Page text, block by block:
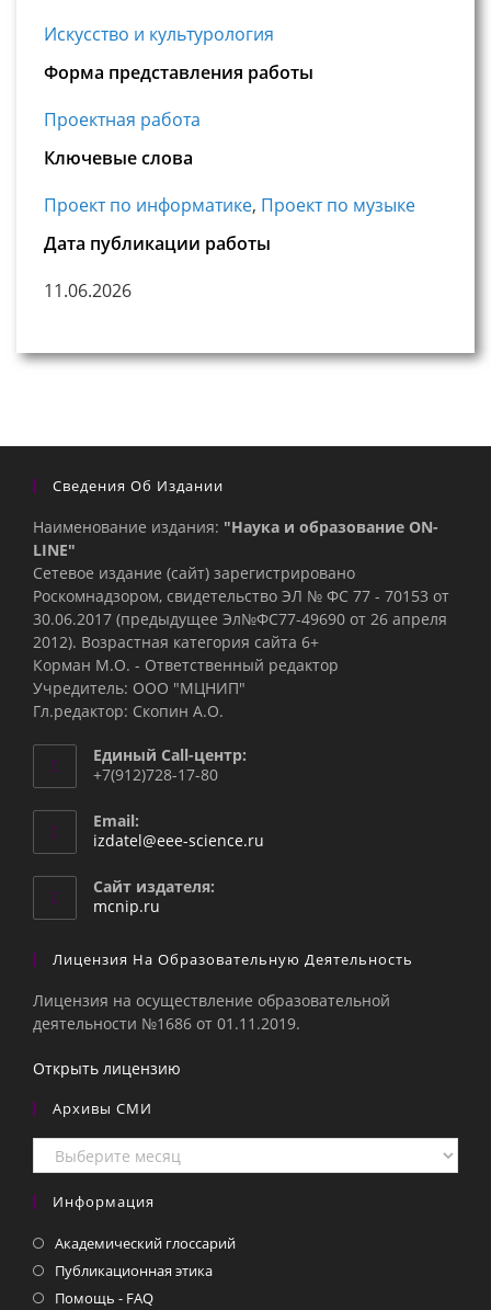
Искусство и культурология
Форма представления работы
Проектная работа
Ключевые слова
Проект по информатике, Проект по музыке
Дата публикации работы
11.06.2026
Сведения Об Издании
Наименование издания: "Наука и образование ON-
LINE"
Сетевое издание (сайт) зарегистрировано
Роскомнадзором, свидетельство ЭЛ № ФС 77 - 70153 от
30.06.2017 (предыдущее Эл№ФC77-49690 от 26 апреля
2012). Возрастная категория сайта 6+
Корман М.О. - Ответственный редактор
Учредитель: ООО "МЦНИП"
Гл.редактор: Скопин А.О.
Единый Call-центр:
+7(912)728-17-80
Email:
izdatel@eee-science.ru
Сайт издателя:
mcnip.ru
Лицензия На Образовательную Деятельность
Лицензия на осуществление образовательной
деятельности №1686 от 01.11.2019.
Открыть лицензию
Архивы СМИ
Архивы
СМИ
Информация
Академический глоссарий
Публикационная этика
Помощь - FAQ